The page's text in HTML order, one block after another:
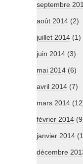
septembre
août 2014 (2)
juillet 2014 (1)
juin 2014 (3)
mai 2014 (6)
avril 2014 (7)
mars 2014
février 2014
janvier 2014
décembre